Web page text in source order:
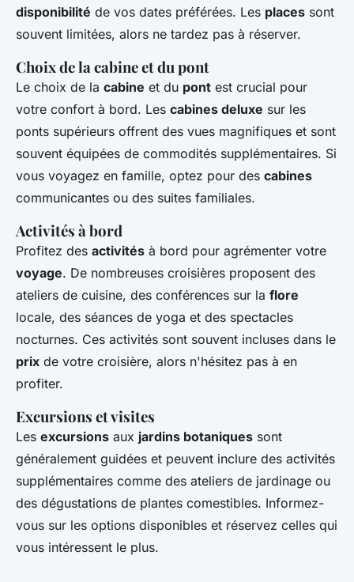
disponibilité de vos dates préférées. Les places sont
souvent limitées, alors ne tardez pas à réserver.
Choix de la cabine et du pont
Le choix de la cabine et du pont est crucial pour
votre confort à bord. Les cabines deluxe sur les
ponts supérieurs offrent des vues magnifiques et sont
souvent équipées de commodités supplémentaires. Si
vous voyagez en famille, optez pour des cabines
communicantes ou des suites familiales.
Activités à bord
Profitez des activités à bord pour agrémenter votre
voyage. De nombreuses croisières proposent des
ateliers de cuisine, des conférences sur la flore
locale, des séances de yoga et des spectacles
nocturnes. Ces activités sont souvent incluses dans le
prix de votre croisière, alors n'hésitez pas à en
profiter.
Excursions et visites
Les excursions aux jardins botaniques sont
généralement guidées et peuvent inclure des activités
supplémentaires comme des ateliers de jardinage ou
des dégustations de plantes comestibles. Informez-
vous sur les options disponibles et réservez celles qui
vous intéressent le plus.